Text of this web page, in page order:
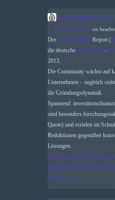
Bundesverband Smart
2.3.2026, 10:20:31 on
Der #GreenStartup Report (#
die deutsche #GreenTech-#
2013.
Die Community wächst auf
Unternehmen – zugleich
die Gründungsdynamik.
Spannend:
sind besonders
Quote) und erzielen im
Reduktionen gegenüber
Lösungen.
borderstep.de/publikation/
#SmartCity #BVSC #
#BVSCnet